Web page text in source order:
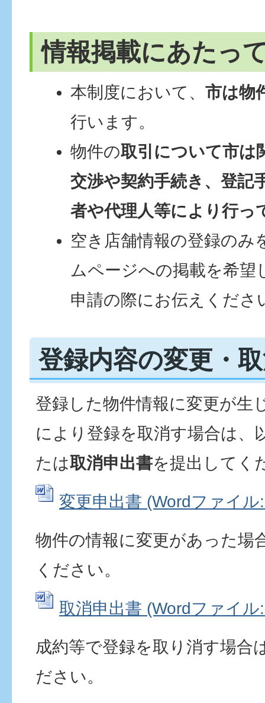
情報掲載にあたっ
本制度において、市は物
行います。
物件の取引について市は
交渉や契約手続き、登記
者や代理人等により行っ
空き店舗情報の登録のみ
ムページへの掲載を希望
申請の際にお伝えくださ
登録内容の変更・
登録した物件情報に変更が生
により登録を取消す場合は、
たは取消申出書を提出してく
変更申出書 (Wordファイ
物件の情報に変更があった場
ください。
取消申出書 (Wordファイ
成約等で登録を取り消す場合
ださい。